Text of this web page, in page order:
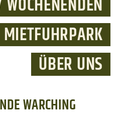
MIETFUHRPARK
ÜBER UNS
WARCHING